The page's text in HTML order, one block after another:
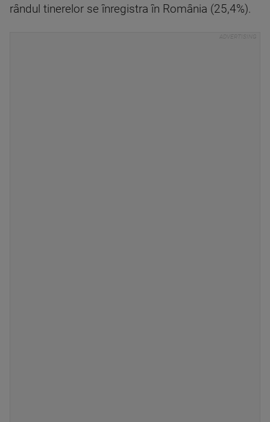
rândul tinerelor se înregistra în România (25,4%).